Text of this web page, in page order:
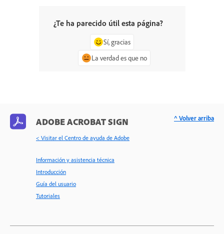
¿Te ha parecido útil esta página?
Sí, gracias
La verdad es que no
ADOBE ACROBAT SIGN
< Visitar el Centro de ayuda de Adobe
Información y asistencia técnica
Introducción
Guía del usuario
Tutoriales
^ Volver arriba